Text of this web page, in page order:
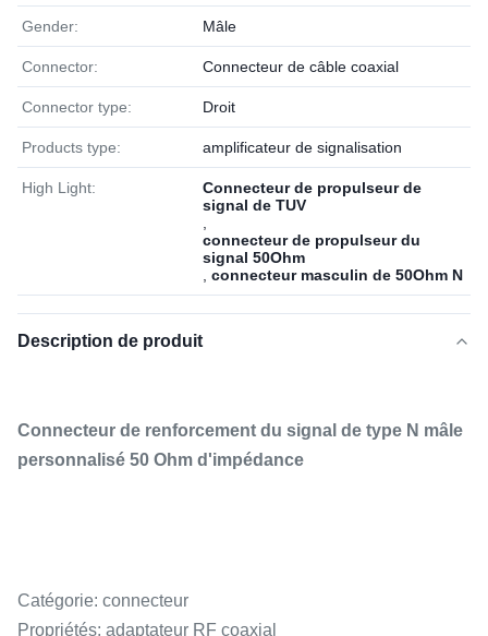
Gender: Mâle
Connector: Connecteur de câble coaxial
Connector type: Droit
Products type: amplificateur de signalisation
High Light:
Connecteur de propulseur de
signal de TUV
connecteur de propulseur du
signal 50Ohm
connecteur masculin de 50Ohm N
Description de produit
Connecteur de renforcement du signal de type N mâle
personnalisé 50 Ohm d'impédance
Catégorie: connecteur
Propriétés: adaptateur RF coaxial